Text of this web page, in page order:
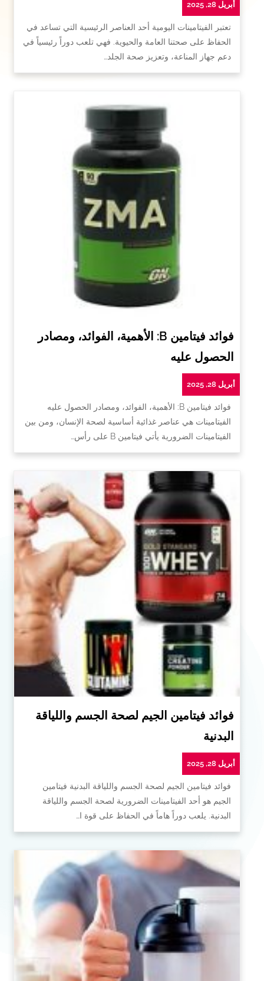
أبريل 28, 2025
تعتبر الفيتامينات اليومية أحد العناصر الرئيسية التي تساعد في
الحفاظ على صحتنا العامة والحيوية. فهي تلعب دوراً رئيسياً في
دعم جهاز المناعة، وتعزيز صحة الجلد…
فوائد فيتامين B: الأهمية، الفوائد، ومصادر
الحصول عليه
أبريل 28, 2025
فوائد فيتامين B: الأهمية، الفوائد، ومصادر الحصول عليه
الفيتامينات هي عناصر غذائية أساسية لصحة الإنسان، ومن بين
الفيتامينات الضرورية يأتي فيتامين B على رأس…
فوائد فيتامين الجيم لصحة الجسم واللياقة
البدنية
أبريل 28, 2025
فوائد فيتامين الجيم لصحة الجسم واللياقة البدنية فيتامين
الجيم هو أحد الفيتامينات الضرورية لصحة الجسم واللياقة
البدنية. يلعب دوراً هاماً في الحفاظ على قوة ا…